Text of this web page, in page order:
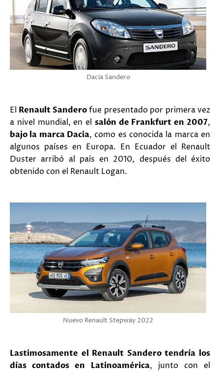
Dacia Sandero
El Renault Sanderofue presentado por primera vez
a nivel mundial, en el salón de Frankfurt en 2007,
bajo la marca Dacia, como es conocida la marca en
algunos países en Europa. En Ecuador el Renault
Duster arribó al país en 2010, después del éxito
obtenido con el Renault Logan.
Nuevo Renault Stepway 2022
Lastimosamente el Renault Sandero tendría los
días contados en Latinoamérica, junto con el